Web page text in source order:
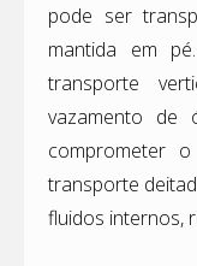
pode ser
mantida em
transporte
vazamento de
comprometer
transporte
fluidos internos,